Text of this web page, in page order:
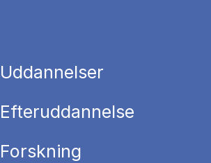
Uddannelser
Efteruddannelse
Forskning